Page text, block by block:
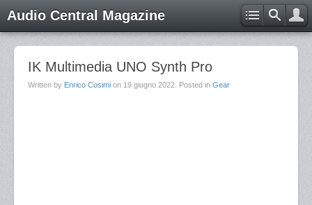
Audio Central Magazine
IK Multimedia UNO Synth Pro
Written by Enrico Cosimi on 19 giugno 2022 . Posted in Gear